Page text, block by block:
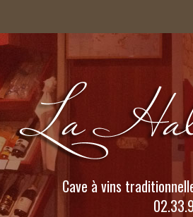
Cave à vins